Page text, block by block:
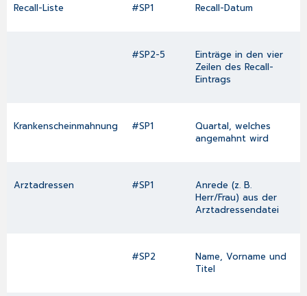
Recall-Liste #SP1 Recall-Datum
#SP2-5
Einträge in den vier
Zeilen des Recall-
Eintrags
Krankenscheinmahnung #SP1
Quartal, welches
angemahnt wird
Arztadressen #SP1
Anrede (z. B.
Herr/Frau) aus der
Arztadressendatei
#SP2
Name, Vorname und
Titel